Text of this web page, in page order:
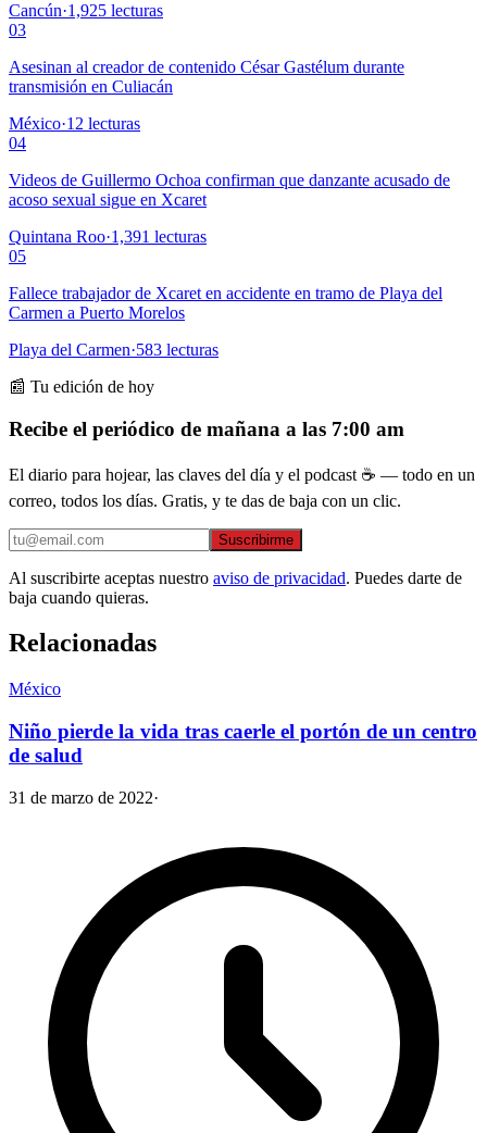
Cancún·1,925 lecturas
03
Asesinan al creador de contenido César Gastélum durante
transmisión en Culiacán
México·12 lecturas
04
Videos de Guillermo Ochoa confirman que danzante acusado de
acoso sexual sigue en Xcaret
Quintana Roo·1,391 lecturas
05
Fallece trabajador de Xcaret en accidente en tramo de Playa del
Carmen a Puerto Morelos
Playa del Carmen·583 lecturas
📰 Tu edición de hoy
Recibe el periódico de mañana a las 7:00 am
El diario para hojear, las claves del día y el podcast ☕ — todo en un
correo, todos los días. Gratis, y te das de baja con un clic.
Suscribirme
Al suscribirte aceptas nuestro aviso de privacidad. Puedes darte de
baja cuando quieras.
Relacionadas
México
Niño pierde la vida tras caerle el portón de un centro
de salud
31 de marzo de 2022·